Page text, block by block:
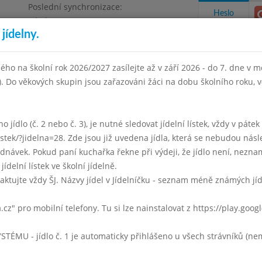
Poslední synchronizace:
Pátek 3.7.2026 12:21
Omezení objednávek
4, Květnového vítězství 57
Heslo
a informace
2023 Červen 2023 Červenec 2023 Srpen 2023 Září
Týden 26
- 14:00)
na školní rok 2026/2027 zasílejte až v září 2026 - do 7. dne v
Do věkových skupin jsou zařazováni žáci na dobu školního
jídlo (č. 2 nebo č. 3), je nutné sledovat jídelní lístek, vždy v
?jidelna=28. Zde jsou již uvedena jídla, která se nebudou
Pokud paní kuchařka řekne při výdeji, že jídlo není,
lístek ve školní jídelně.
vždy ŠJ. Názvy jídel v Jídelníčku - seznam méně známých
pro mobilní telefony. Tu si lze nainstalovat z https://
- jídlo č. 1 je automaticky přihlášeno u všech strávníků